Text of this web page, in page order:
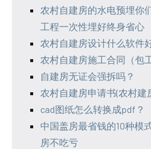
农村自建房的水电预埋你
工程一次性埋好终身省心
农村自建房设计什么软件
农村自建房施工合同（包
自建房无证会强拆吗？
农村自建房申请书(农村建
cad图纸怎么转换成pdf？
中国盖房最省钱的10种模
房不吃亏